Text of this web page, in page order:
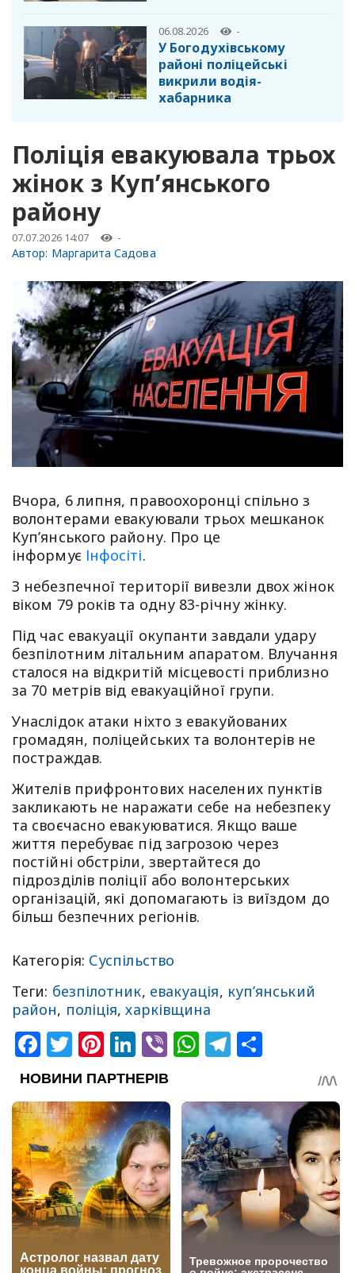
06.08.2026 -
У Богодухівському
районі поліцейські
викрили водія-
хабарника
Поліція евакуювала трьох
жінок з Куп’янського
району
07.07.2026 14:07 -
Автор: Маргарита Садова
Вчора, 6 липня, правоохоронці спільно з
волонтерами евакуювали трьох мешканок
Куп’янського району. Про це
інформує Інфосіті.
З небезпечної території вивезли двох жінок
віком 79 років та одну 83-річну жінку.
Під час евакуації окупанти завдали удару
безпілотним літальним апаратом. Влучання
сталося на відкритій місцевості приблизно
за 70 метрів від евакуаційної групи.
Унаслідок атаки ніхто з евакуйованих
громадян, поліцейських та волонтерів не
постраждав.
Жителів прифронтових населених пунктів
закликають не наражати себе на небезпеку
та своєчасно евакуюватися. Якщо ваше
життя перебуває під загрозою через
постійні обстріли, звертайтеся до
підрозділів поліції або волонтерських
організацій, які допомагають із виїздом до
більш безпечних регіонів.
Категорія: Суспільство
Теги: безпілотник, евакуація, куп’янський
район, поліція,харківщина
Facebook
Twitter
Pinterest
LinkedIn
ViberWhatsApp
Telegram